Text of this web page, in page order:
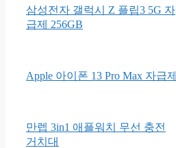
삼성전자 갤럭시 Z 플립3 5G 자
급제 256GB
Apple 아이폰 13 Pro Max 자급제
만렙 3in1 애플워치 무선 충전
거치대